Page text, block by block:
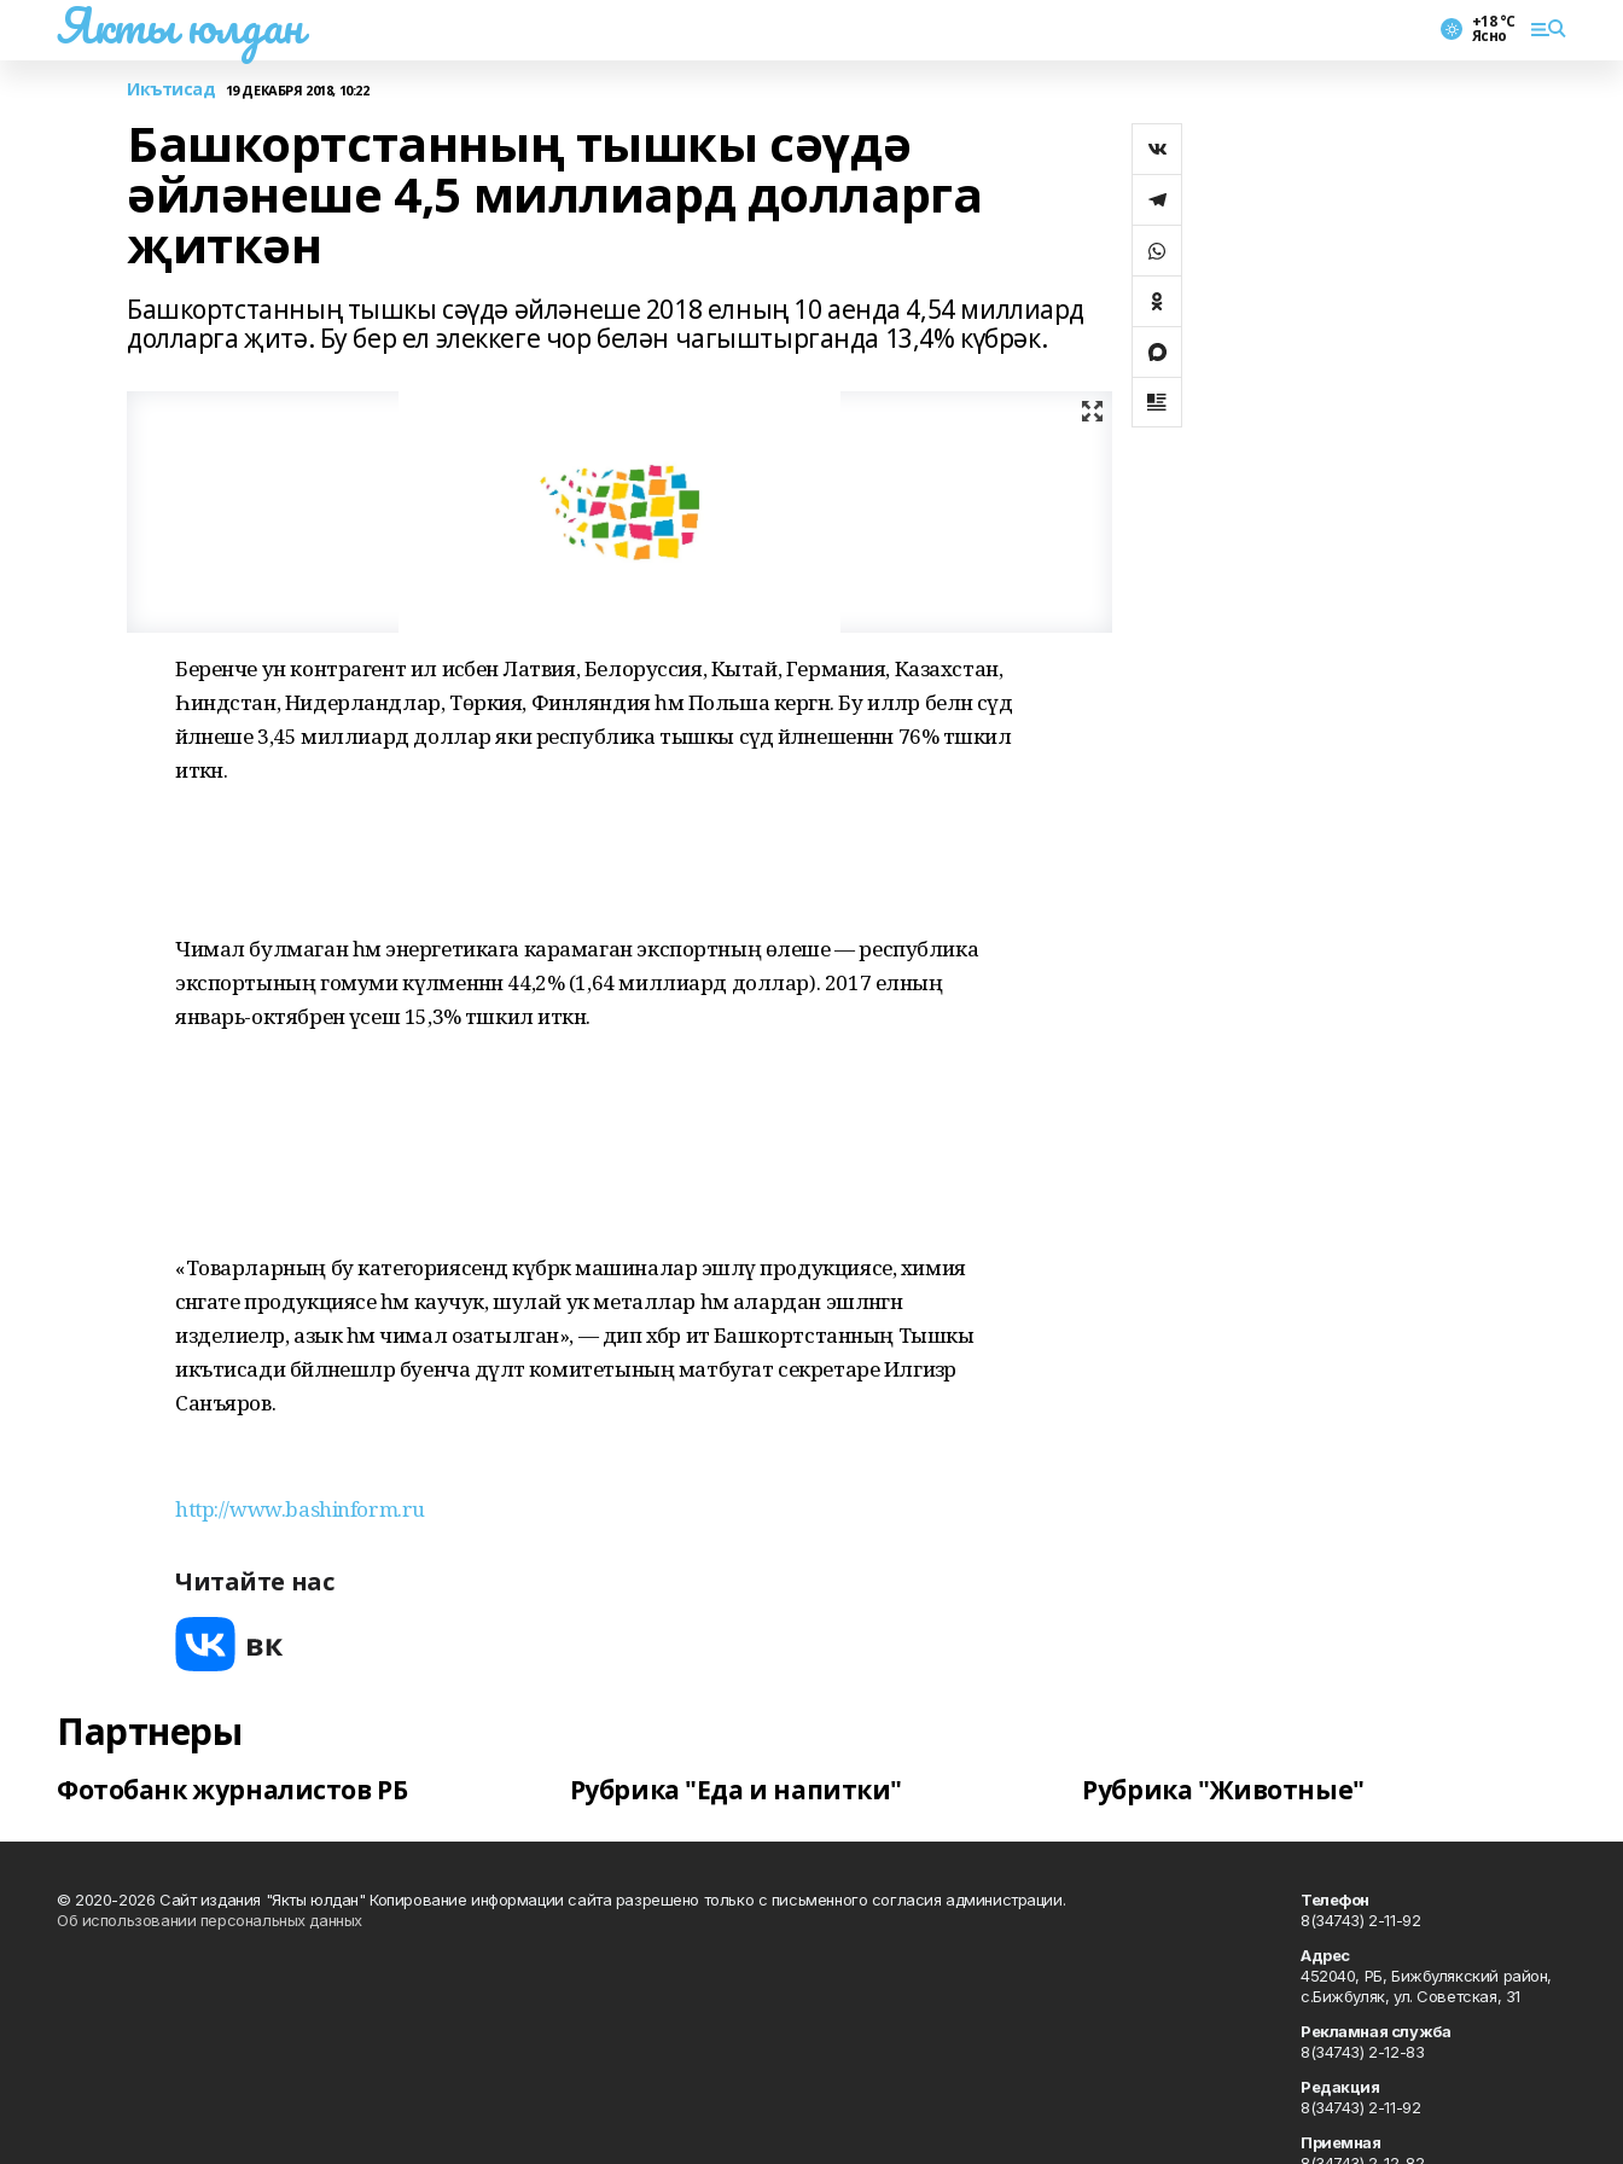
Якты юлдан +18 °С
Ясно
Икътисад 19 ДЕКАБРЯ 2018, 10:22
Башкортстанның тышкы сәүдә
әйләнеше 4,5 миллиард долларга
җиткән
Башкортстанның тышкы сәүдә әйләнеше 2018 елның 10 аенда 4,54 миллиард
долларга җитә. Бу бер ел элеккеге чор белән чагыштырганда 13,4% күбрәк.
Беренче ун контрагент ил исәбенә Латвия, Белоруссия, Кытай, Германия, Казахстан,
Һиндстан, Нидерландлар, Төркия, Финляндия һәм Польша кергән. Бу илләр белән сәүдә
әйләнеше 3,45 миллиард доллар яки республика тышкы сәүдә әйләнешеннән 76% тәшкил
иткән.
Чимал булмаган һәм энергетикага карамаган экспортның өлеше — республика
экспортының гомуми күләменнән 44,2% (1,64 миллиард доллар). 2017 елның
январь-октябренә үсеш 15,3% тәшкил иткән.
«Товарларның бу категориясендә күбрәк машиналар эшләү продукциясе, химия
сәнәгате продукциясе һәм каучук, шулай ук металлар һәм алардан эшләнгән
изделиеләр, азык һәм чимал озатылган», — дип хәбәр итә Башкортстанның Тышкы
икътисади бәйләнешләр буенча дәүләт комитетының матбугат секретаре Илгизәр
Санъяров.
http://www.bashinform.ru
Читайте нас
Партнеры
Фотобанк журналистов РБ Рубрика "Еда и напитки" Рубрика "Животные"
© 2020-2026 Сайт издания "Якты юлдан" Копирование информации сайта разрешено только с письменного согласия администрации.
Об использовании персональных данных
Телефон
8(34743) 2-11-92
Адрес
452040, РБ, Бижбулякский район,
с.Бижбуляк, ул. Советская, 31
Рекламная служба
8(34743) 2-12-83
Редакция
8(34743) 2-11-92
Приемная